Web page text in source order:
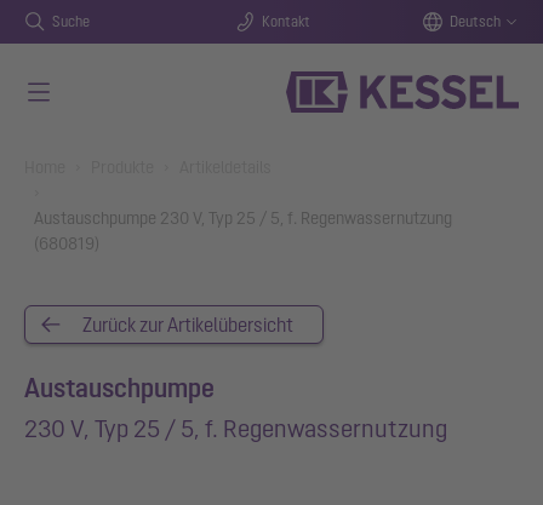
Suche Kontakt Deutsch
Austauschpumpe 230 V, Typ 25 / 5, f. Regenwassernutzung
(680819)
Zurück zur Artikelübersicht
Austauschpumpe
230 V, Typ 25 / 5, f. Regenwassernutzung